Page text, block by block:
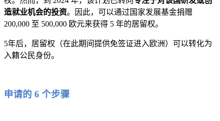
造就业机会的投资。因此，可以通过国家发展基金捐赠
200,000 至 500,000 欧元来获得 5 年的居留权。
5年后，居留权（在此期间提供免签证进入欧洲）可以转化为
入籍公民身份。
申请的 6 个步骤